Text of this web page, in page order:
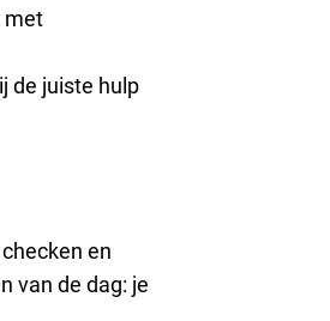
met
de juiste hulp
en
van de dag: je